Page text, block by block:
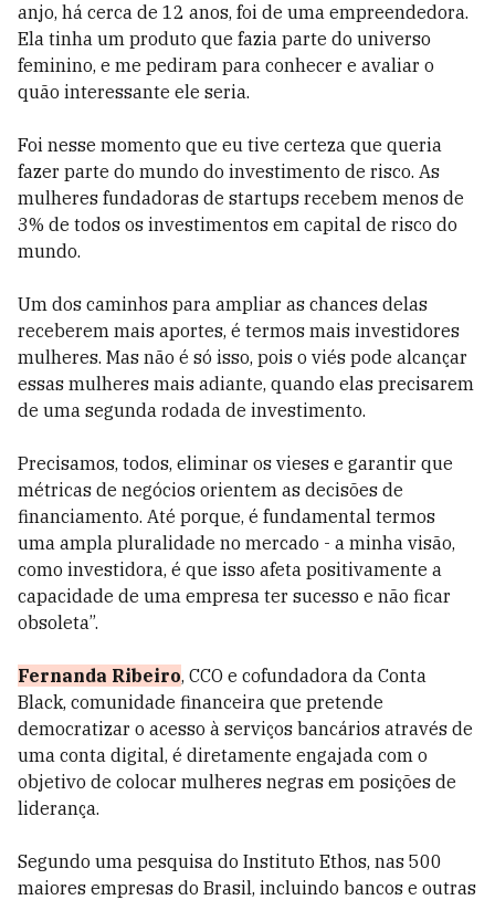
anjo, há cerca de 12 anos, foi de uma empreendedora.
Ela tinha um produto que fazia parte do universo
feminino, e me pediram para conhecer e avaliar o
quão interessante ele seria.
Foi nesse momento que eu tive certeza que queria
fazer parte do mundo do investimento de risco. As
mulheres fundadoras de startups recebem menos de
3% de todos os investimentos em capital de risco do
mundo.
Um dos caminhos para ampliar as chances delas
receberem mais aportes, é termos mais investidores
mulheres. Mas não é só isso, pois o viés pode alcançar
essas mulheres mais adiante, quando elas precisarem
de uma segunda rodada de investimento.
Precisamos, todos, eliminar os vieses e garantir que
métricas de negócios orientem as decisões de
financiamento. Até porque, é fundamental termos
uma ampla pluralidade no mercado - a minha visão,
como investidora, é que isso afeta positivamente a
capacidade de uma empresa ter sucesso e não ficar
obsoleta”.
Fernanda Ribeiro, CCO e cofundadora da Conta
Black, comunidade financeira que pretende
democratizar o acesso à serviços bancários através de
uma conta digital, é diretamente engajada com o
objetivo de colocar mulheres negras em posições de
liderança.
Segundo uma pesquisa do Instituto Ethos, nas 500
maiores empresas do Brasil, incluindo bancos e outras